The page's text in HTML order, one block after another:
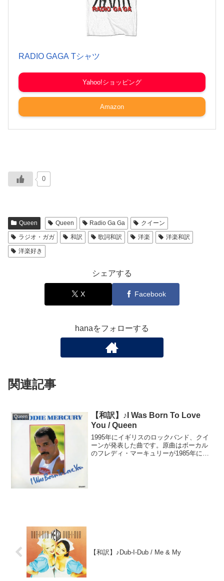
RADIO GAGA Tシャツ
Yahoo!ショッピング
Amazon
0
Queen Queen Radio Ga Ga
クイーン
ラジオ・ガガ
和訳 歌詞和訳 洋楽
洋楽和訳
洋楽好き
シェアする
X Facebook
hanaをフォローする
関連記事
Queen
【和訳】♪I Was Born To Love
You / Queen
1995年にイギリスのロックバンド、クイ
ーンが発表した曲です。原曲はボーカル
のフレディ・マーキュリーが1985年に発
【和訳】♪Dub-I-Dub / Me & My